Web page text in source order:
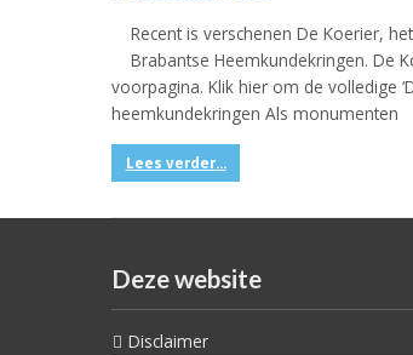
Recent is verschenen De Koerier,
Brabantse Heemkundekringen. De
voorpagina. Klik hier om de volledige
heemkundekringen Als monumenten
Lees verder...
Deze website
Disclaimer